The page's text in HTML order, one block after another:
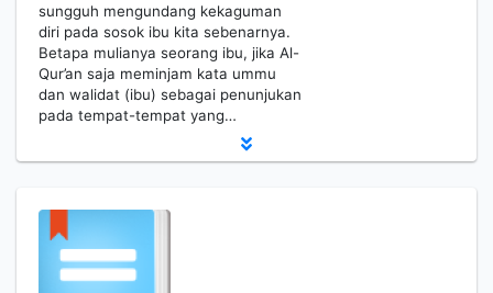
sungguh mengundang kekaguman
diri pada sosok ibu kita sebenarnya.
Betapa mulianya seorang ibu, jika Al-
Qur’an saja meminjam kata ummu
dan walidat (ibu) sebagai penunjukan
pada tempat-tempat yang…